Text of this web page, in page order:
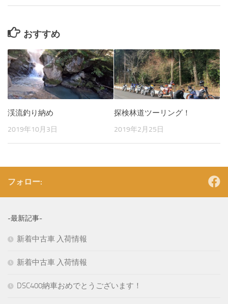
おすすめ
渓流釣り納め
2019年10月3日
探検林道ツーリング！
2019年2月25日
フォロー:
-最新記事-
新着中古車 入荷情報
新着中古車 入荷情報
DSC400納車おめでとうございます！